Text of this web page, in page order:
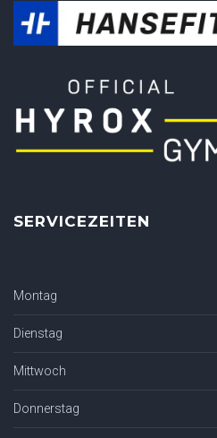
SERVICEZEITEN
Montag
Dienstag
Mittwoch
Donnerstag